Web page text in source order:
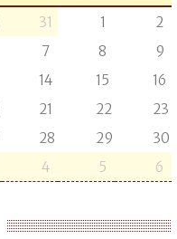
31 1
2
7 8
9
14 15
16
21 22
23
28 29
30
4 5 6